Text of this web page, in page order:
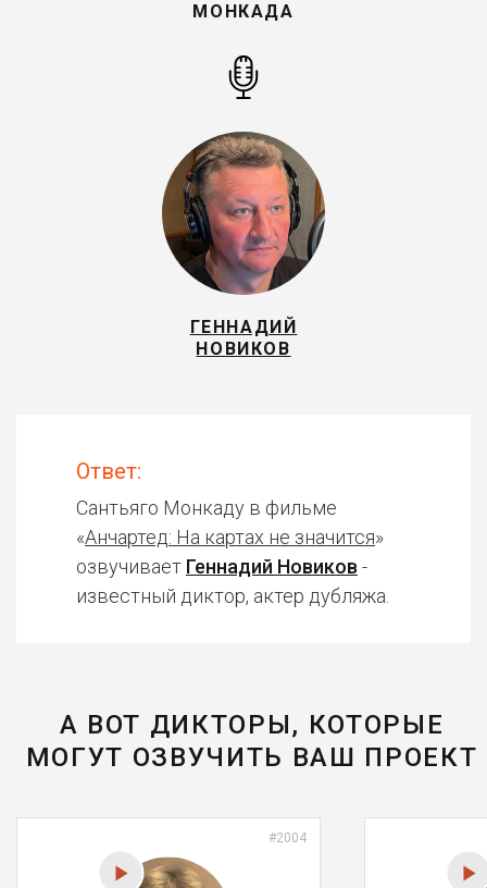
МОНКАДА
ГЕННАДИЙ
НОВИКОВ
Ответ:
Сантьяго Монкаду в фильме
«Анчартед: На картах не значится»
озвучивает Геннадий Новиков -
известный диктор, актер дубляжа.
А ВОТ ДИКТОРЫ, КОТОРЫЕ
МОГУТ ОЗВУЧИТЬ ВАШ ПРОЕКТ
#2004